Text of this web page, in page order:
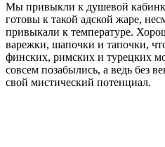
Мы привыкли к душевой
готовы к такой адской жаре,
привыкали к температуре.
варежки, шапочки и тапочки,
финских, римских и турецких
совсем позабылись, а ведь без
свой мистический потенциал.